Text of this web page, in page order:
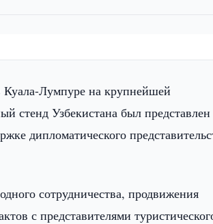
Куала-Лумпуре на крупнейшей
стенд Узбекистана был представлен
дипломатического
сотрудничества, продвижения
с представителями